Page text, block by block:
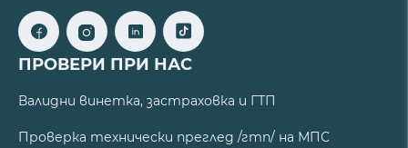
ПРОВЕРИ ПРИ НАС
Валидни винетка, застраховка и ГТП
Проверка технически преглед /гтп/ на МПС